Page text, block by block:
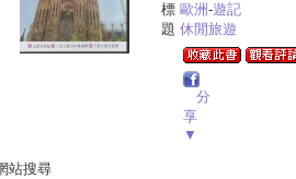
標
題
歐洲-遊記
休閒旅遊
分
享
▼
站搜尋